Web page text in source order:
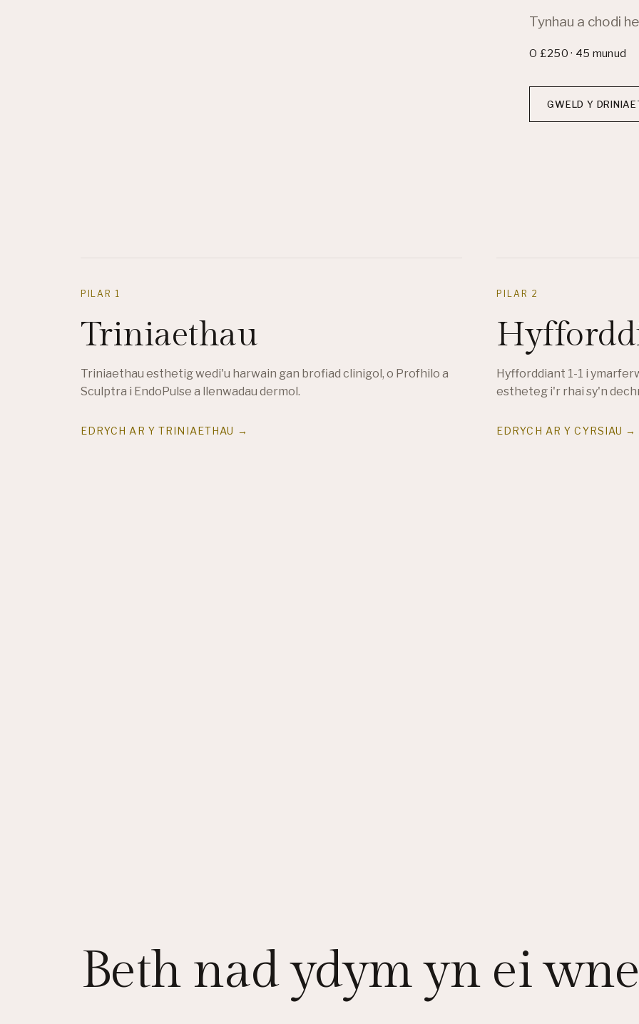
Tynhau a chodi
O £250 · 45 munud
GWELD Y
PILAR 1
Triniaethau
Triniaethau esthetig wedi'u harwain gan brofiad clinigol, o Profhilo a
Sculptra i EndoPulse a llenwadau dermol.
EDRYCH AR Y TRINIAETHAU →
PILAR 2
Hyfforddiant 1-1 i
estheteg i'r rhai sy'n
EDRYCH AR Y CYRSIAU →
Beth nad ydym yn ei